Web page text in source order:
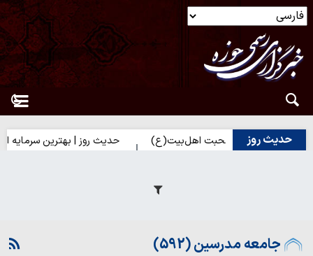
حدیث روز
شدن به محبت اهل‌بیت(ع) حدیث روز | بهترین سرمایه انسان
جامعه مدرسین (592)